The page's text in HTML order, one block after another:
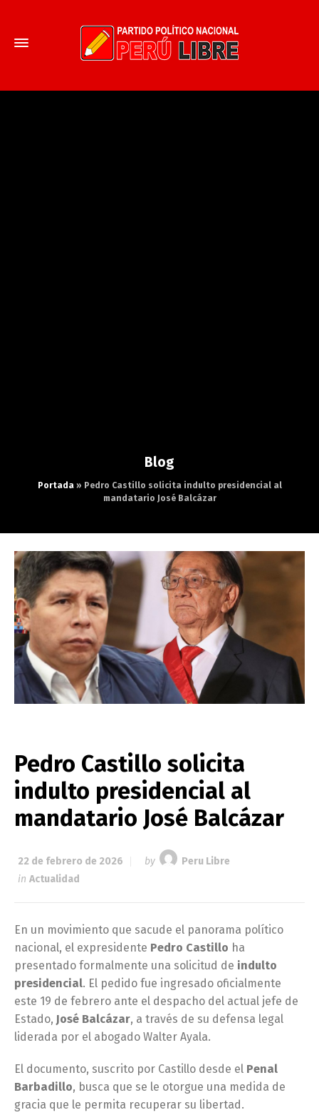
Blog
Portada» Pedro Castillo solicita indulto presidencial al
mandatario José Balcázar
Pedro Castillo solicita
indulto presidencial al
mandatario José Balcázar
22 de febrero de 2026 by
Peru Libre
in Actualidad
En un movimiento que sacude el panorama político
nacional, el expresidente Pedro Castillo ha
presentado formalmente una solicitud de indulto
presidencial. El pedido fue ingresado oficialmente
este 19 de febrero ante el despacho del actual jefe de
Estado, José Balcázar, a través de su defensa legal
liderada por el abogado Walter Ayala.
El documento, suscrito por Castillo desde el Penal
Barbadillo, busca que se le otorgue una medida de
gracia que le permita recuperar su libertad.